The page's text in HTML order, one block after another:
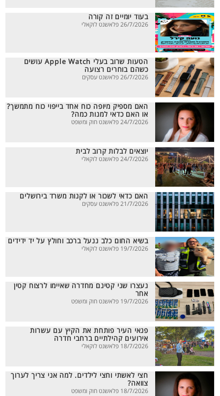
בעוד יומיים זה קורה
26/7/2026 פלאשנט לוקאלי
הטעות שרוב בעלי Apple Watch עושים
כשהם בוחרים רצועה
26/7/2026 פלאשנט עסקים
האם מספיק מיופה כוח אחד בייפוי כוח מתמשך?
או האם כדאי למנות כמה?
24/7/2026 פלאשנט חוק ומשפט
יוצאים לבלות קרוב לבית
24/7/2026 פלאשנט לוקאלי
האם כדאי לשכור או לקנות משרד בירושלים
21/7/2026 פלאשנט עסקים
בשיא החום כלב ננעל ברכב וחולץ על יד ידידים
19/7/2026 פלאשנט לוקאלי
נעצרו שני קטינם מחדרה שאיימו לרצוח קטין
אחר
19/7/2026 פלאשנט חוק ומשפט
פנאי העיר פותחת את הקיץ עם עשרות
אירועים קהילתיים ברחבי חדרה
18/7/2026 פלאשנט לוקאלי
חצי לאשתי וחצי לילדים. למה אני צריך לערוך
צוואה?
18/7/2026 פלאשנט חוק ומשפט